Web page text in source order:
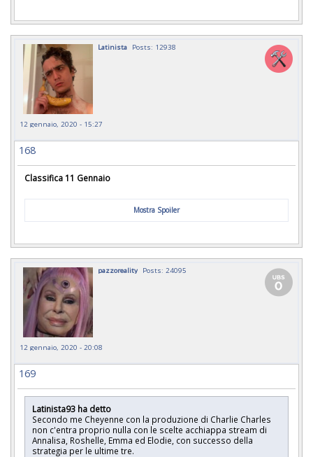
Latinista Posts: 12938
12 gennaio, 2020 - 15:27
168
Classifica 11 Gennaio
Mostra Spoiler
pazzoreality Posts: 24095
12 gennaio, 2020 - 20:08
169
Latinista93 ha detto
Secondo me Cheyenne con la produzione di Charlie Charles
non c'entra proprio nulla con le scelte acchiappa stream di
Annalisa, Roshelle, Emma ed Elodie, con successo della
strategia per le ultime tre.